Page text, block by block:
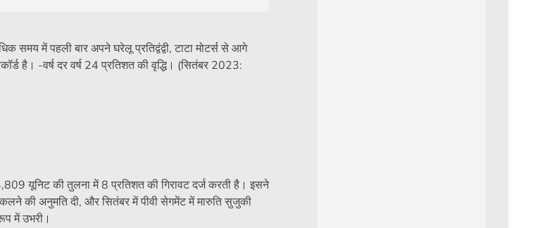
में पहली बार अपने घरेलू प्रतिद्वंद्वी, टाटा मोटर्स से आगे
है। -वर्ष दर वर्ष 24 प्रतिशत की वृद्धि। (सितंबर 2023:
यूनिट की तुलना में 8 प्रतिशत की गिरावट दर्ज करती है। इसने
की अनुमति दी, और सितंबर में पीवी सेगमेंट में मारुति सुजुकी
में उभरी।